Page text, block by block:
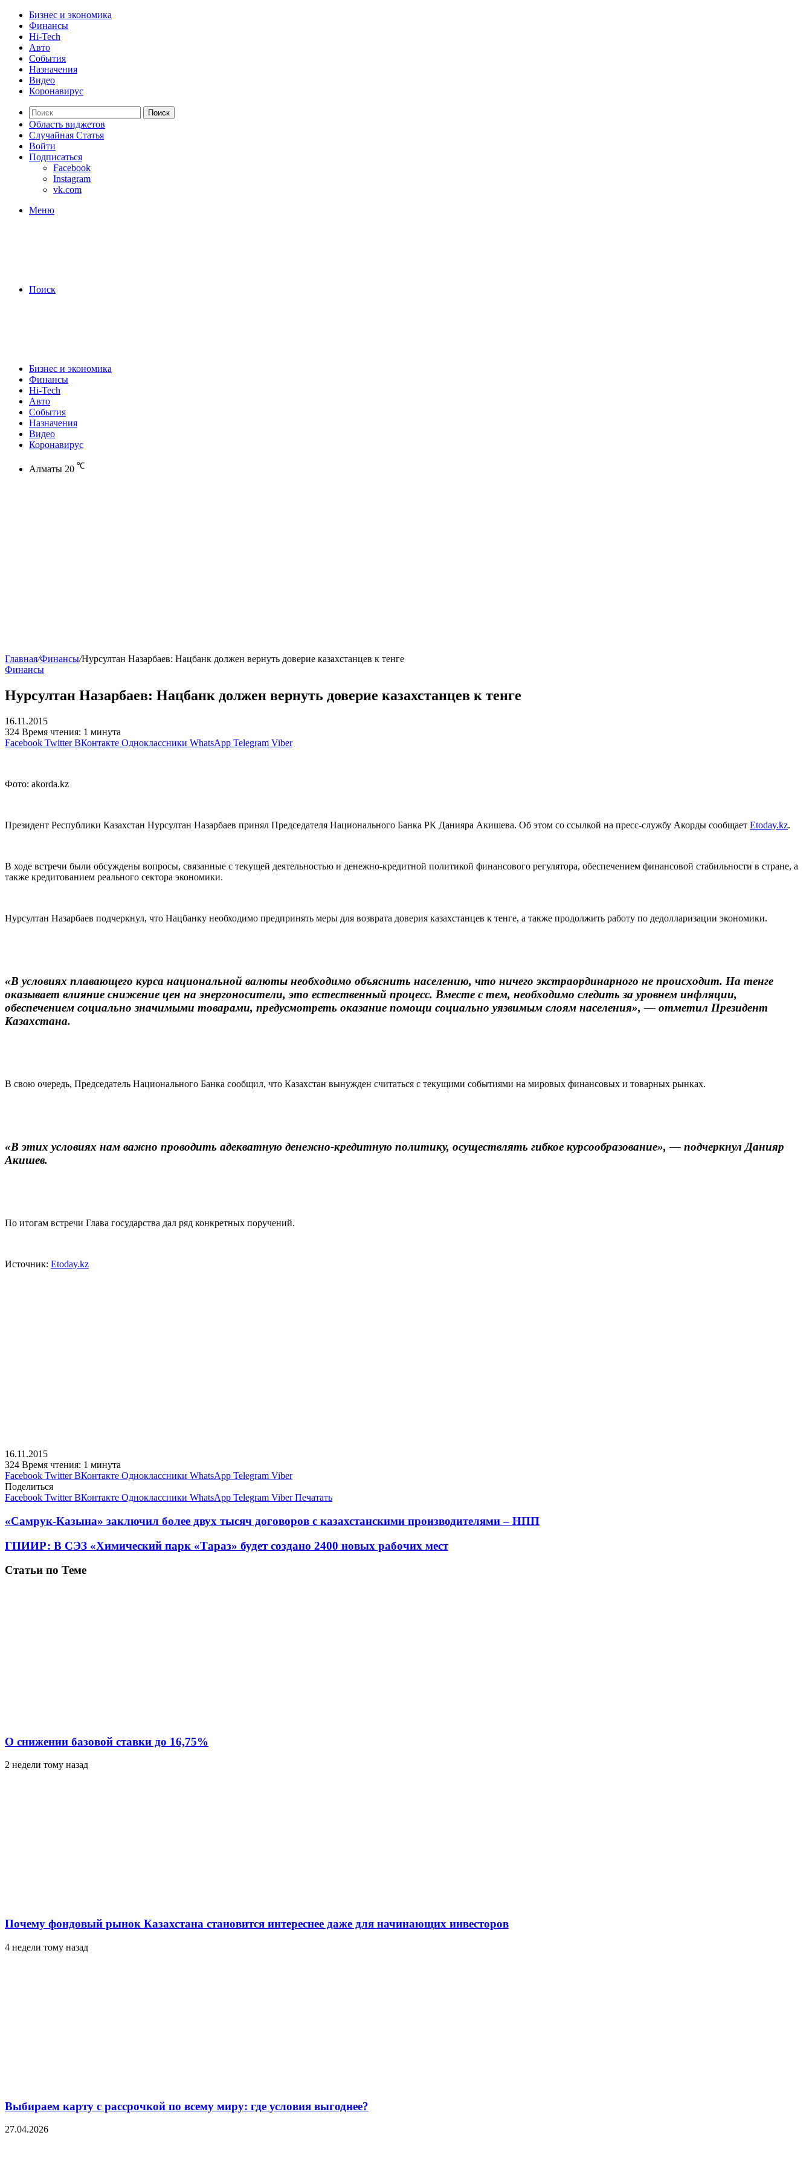
Бизнес и экономика
Финансы
Hi-Tech
Авто
События
Назначения
Видео
Коронавирус
Поиск
Область виджетов
Случайная Статья
Войти
Подписаться
Facebook
Instagram
vk.com
Меню
Поиск
Бизнес и экономика
Финансы
Hi-Tech
Авто
События
Назначения
Видео
Коронавирус
Алматы 20 ℃
Главная/Финансы/Нурсултан Назарбаев: Нацбанк должен вернуть доверие казахстанцев к тенге
Финансы
Нурсултан Назарбаев: Нацбанк должен вернуть доверие казахстанцев к тенге
16.11.2015
324 Время чтения: 1 минута
Facebook Twitter ВКонтакте Одноклассники WhatsApp Telegram Viber
Фото: akorda.kz
Президент Республики Казахстан Нурсултан Назарбаев принял Председателя Национального Банка РК Данияра Акишева. Об этом со ссылкой на пресс-службу Акорды сообщает Etoday.kz.
В ходе встречи были обсуждены вопросы, связанные с текущей деятельностью и денежно-кредитной политикой финансового регулятора, обеспечением финансовой стабильности в стране, а
также кредитованием реального сектора экономики.
Нурсултан Назарбаев подчеркнул, что Нацбанку необходимо предпринять меры для возврата доверия казахстанцев к тенге, а также продолжить работу по дедолларизации экономики.
«В условиях плавающего курса национальной валюты необходимо объяснить населению, что ничего экстраординарного не происходит. На тенге
оказывает влияние снижение цен на энергоносители, это естественный процесс. Вместе с тем, необходимо следить за уровнем инфляции,
обеспечением социально значимыми товарами, предусмотреть оказание помощи социально уязвимым слоям населения», — отметил Президент
Казахстана.
В свою очередь, Председатель Национального Банка сообщил, что Казахстан вынужден считаться с текущими событиями на мировых финансовых и товарных рынках.
«В этих условиях нам важно проводить адекватную денежно-кредитную политику, осуществлять гибкое курсообразование», — подчеркнул Данияр
Акишев.
По итогам встречи Глава государства дал ряд конкретных поручений.
Источник: Etoday.kz
16.11.2015
324 Время чтения: 1 минута
Facebook Twitter ВКонтакте Одноклассники WhatsApp Telegram Viber
Поделиться
Facebook Twitter ВКонтакте Одноклассники WhatsApp Telegram Viber Печатать
«Самрук-Казына» заключил более двух тысяч договоров с казахстанскими производителями – НПП
ГПИИР: В СЭЗ «Химический парк «Тараз» будет создано 2400 новых рабочих мест
Статьи по Теме
О снижении базовой ставки до 16,75%
2 недели тому назад
Почему фондовый рынок Казахстана становится интереснее даже для начинающих инвесторов
4 недели тому назад
Выбираем карту с рассрочкой по всему миру: где условия выгоднее?
27.04.2026